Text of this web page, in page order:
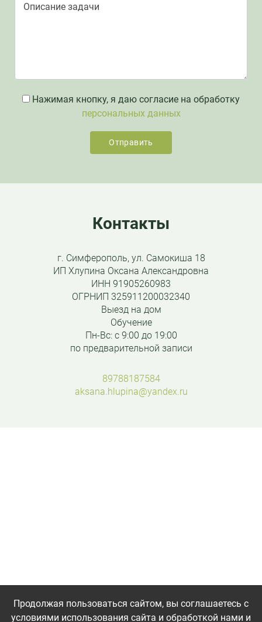
Описание задачи
Нажимая кнопку, я даю согласие на обработку
персональных данных
Контакты
г. Симферополь, ул. Самокиша 18
ИП Хлупина Оксана Александровна
ИНН 91905260983
ОГРНИП 325911200032340
Выезд на дом
Обучение
Пн-Вс: с 9:00 до 19:00
по предварительной записи
89788187584
aksana.hlupina@yandex.ru
Продолжая пользоваться сайтом, вы соглашаетесь с
условиями использования сайта и обработкой нами и